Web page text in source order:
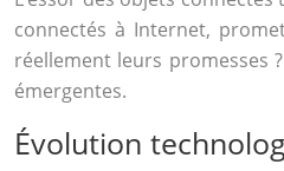
connectés à Internet,
réellement leurs promesses
émergentes.
Évolution